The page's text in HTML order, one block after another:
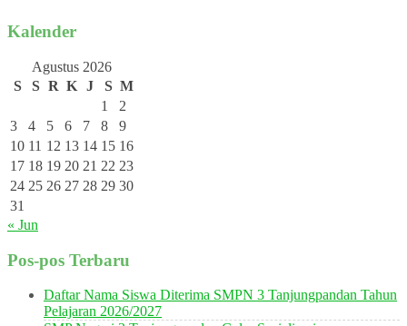
Kalender
Agustus 2026
S
S R K J S M
1
2
3
4 5 6 7 8
9
10 11 12 13 14 15 16
17 18 19 20 21 22 23
24 25 26 27 28 29 30
31
« Jun
Pos-pos Terbaru
Daftar Nama Siswa Diterima SMPN 3 Tanjungpandan Tahun
Pelajaran 2026/2027